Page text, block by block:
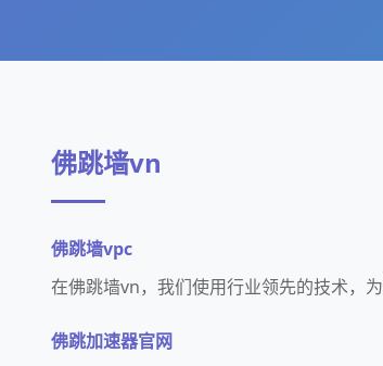
佛跳墙vn
佛跳墙vpc
在佛跳墙vn，我们使用行业领先的技术，
佛跳加速器官网